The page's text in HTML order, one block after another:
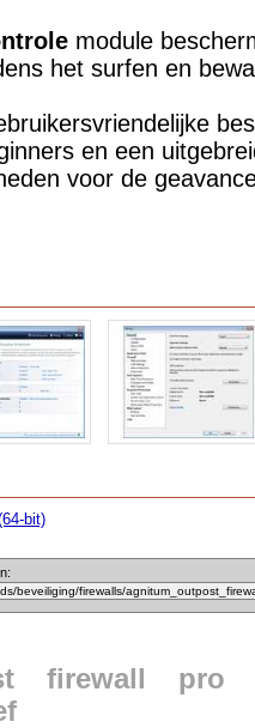
module
het surfen en
en een
voor de
bit)
firewall
pro